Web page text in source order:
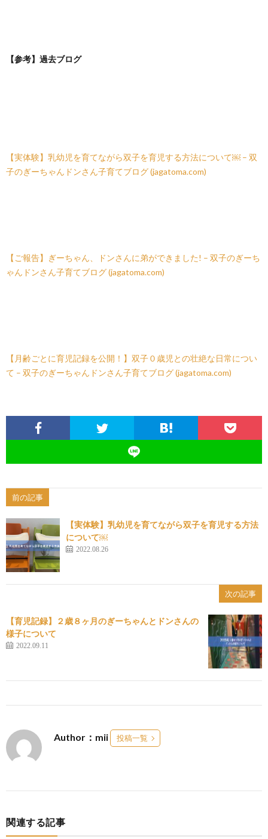
【参考】過去ブログ
【実体験】乳幼児を育てながら双子を育児する方法について￼ – 双
子のぎーちゃんドンさん子育てブログ (jagatoma.com)
【ご報告】ぎーちゃん、ドンさんに弟ができました! – 双子のぎーち
ゃんドンさん子育てブログ (jagatoma.com)
【月齢ごとに育児記録を公開！】双子０歳児との壮絶な日常につい
て – 双子のぎーちゃんドンさん子育てブログ (jagatoma.com)
前の記事
【実体験】乳幼児を育てながら双子を育児する方法
について￼
2022.08.26
次の記事
【育児記録】２歳８ヶ月のぎーちゃんとドンさんの
様子について
2022.09.11
Author：mii 投稿一覧
関連する記事